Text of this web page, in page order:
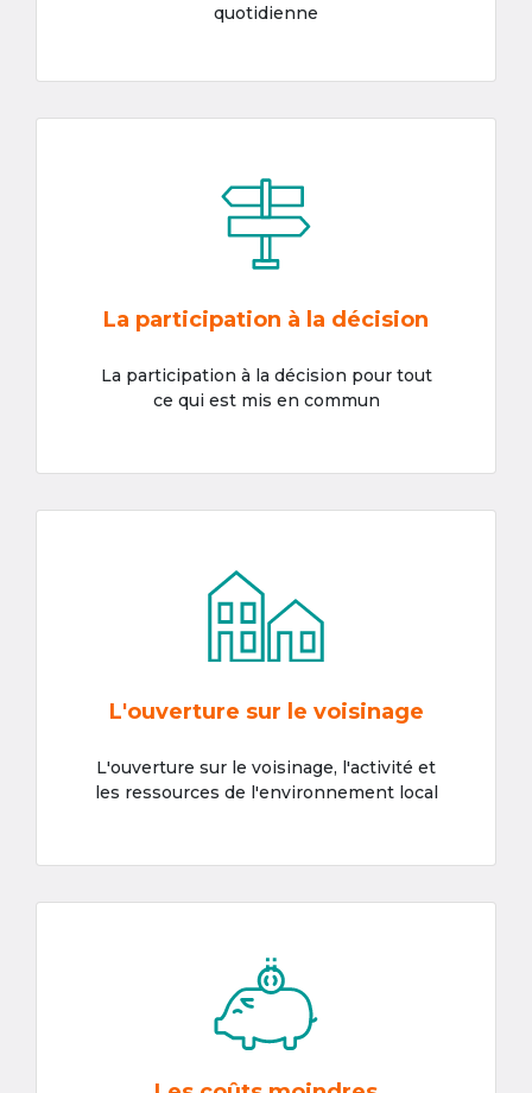
quotidienne
La participation à la décision
La participation à la décision pour tout
ce qui est mis en commun
L'ouverture sur le voisinage
L'ouverture sur le voisinage, l'activité et
les ressources de l'environnement local